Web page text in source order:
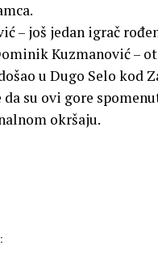
– još jedan igrač
Kuzmanović –
u Dugo Selo kod
su ovi gore
okršaju.